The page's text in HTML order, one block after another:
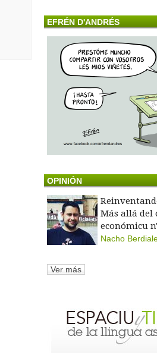
EFRÉN D'ANDRÉS
OPINIÓN
Más allá del
económicu
Nacho
Ver más